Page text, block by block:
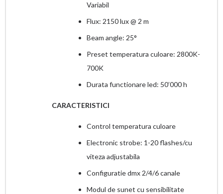
Variabil
Flux: 2150 lux @ 2 m
Beam angle: 25°
Preset temperatura culoare: 2800K-
700K
Durata functionare led: 50’000 h
CARACTERISTICI
Control temperatura culoare
Electronic strobe: 1-20 flashes/cu
viteza adjustabila
Configuratie dmx 2/4/6 canale
Modul de sunet cu sensibilitate